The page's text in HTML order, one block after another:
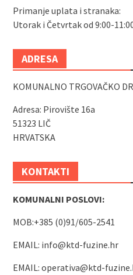
Primanje uplata i stranaka:
Utorak i Četvrtak od 9:00-
ADRESA
KOMUNALNO TRGOVAČKO
Adresa: Pirovište 16a
51323 LIČ
HRVATSKA
KONTAKTI
KOMUNALNI POSLOVI:
MOB:+385 (0)91/605-2541
EMAIL: info@ktd-fuzine.hr
EMAIL: operativa@ktd-